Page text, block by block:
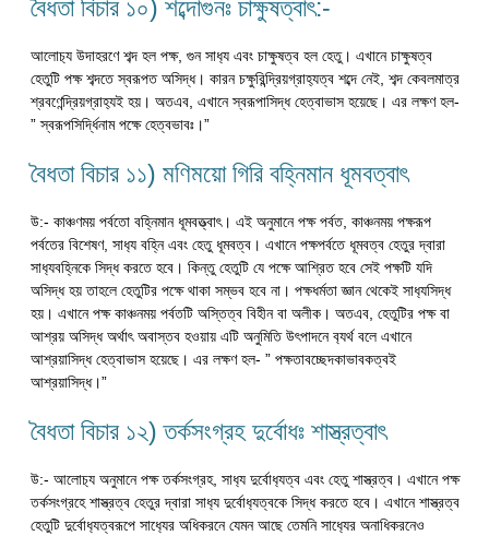
বৈধতা বিচার ১০) শব্দোগুনঃ চাক্ষুষত্বাৎ:-
আলোচ‍্য উদাহরণে শব্দ হল পক্ষ, গুন সাধ‍্য এবং চাক্ষুষত্ব হল হেতু। এখানে চাক্ষুষত্ব
হেতুটি পক্ষ শব্দতে স্বরূপত অসিদ্ধ। কারন চক্ষুরিন্দ্রিয়গ্রাহ‍্যত্ব শব্দে নেই, শব্দ কেবলমাত্র
শ্রবণেন্দ্রিয়গ্রাহ‍্যই হয়। অতএব, এখানে স্বরূপাসিদ্ধ হেত্বাভাস হয়েছে। এর লক্ষণ হল-
” স্বরূপসির্দ্ধিনাম পক্ষে হেত্বভাবঃ।”
বৈধতা বিচার ১১) মণিময়ো গিরি বহ্নিমান ধূমবত্বাৎ
উ:- কাঞ্চণময় পর্বতো বহ্নিমান ধূমবত্ত্বাৎ। এই অনুমানে পক্ষ পর্বত, কাঞ্চনময় পক্ষরূপ
পর্বতের বিশেষণ, সাধ‍্য বহ্নি এবং হেতু ধূমবত্ব। এখানে পক্ষপর্বতে ধূমবত্ব হেতুর দ্বারা
সাধ‍্যবহ্নিকে সিদ্ধ করতে হবে। কিন্তু হেতুটি যে পক্ষে আশ্রিত হবে সেই পক্ষটি যদি
অসিদ্ধ হয় তাহলে হেতুটির পক্ষে থাকা সম্ভব হবে না। পক্ষধর্মতা জ্ঞান থেকেই সাধ‍্যসিদ্ধ
হয়। এখানে পক্ষ কাঞ্চনময় পর্বতটি অস্তিত্ব বিহীন বা অলীক। অতএব, হেতুটির পক্ষ বা
আশ্রয় অসিদ্ধ অর্থাৎ অবাস্তব হওয়ায় এটি অনুমিতি উৎপাদনে ব‍্যর্থ বলে এখানে
আশ্রয়াসিদ্ধ হেত্বাভাস হয়েছে। এর লক্ষণ হল- ” পক্ষতাবচ্ছেদকাভাবকত্বই
আশ্রয়াসিদ্ধ।”
বৈধতা বিচার ১২) তর্কসংগ্রহ দুর্বোধঃ শাস্ত্রত্বাৎ
উ:- আলোচ‍্য অনুমানে পক্ষ তর্কসংগ্রহ, সাধ‍্য দুর্বোধ‍্যত্ব এবং হেতু শাস্ত্রত্ব। এখানে পক্ষ
তর্কসংগ্রহে শাস্ত্রত্ব হেতুর দ্বারা সাধ‍্য দুর্বোধ‍্যত্বকে সিদ্ধ করতে হবে। এখানে শাস্ত্রত্ব
হেতুটি দুর্বোধ‍্যত্বরূপে সাধ‍্যের অধিকরনে যেমন আছে তেমনি সাধ‍্যের অনাধিকরনেও